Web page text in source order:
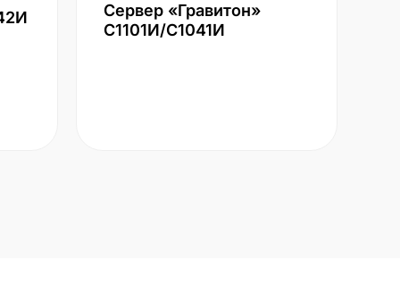
Сервер «Гравитон»
С1101И/С1041И